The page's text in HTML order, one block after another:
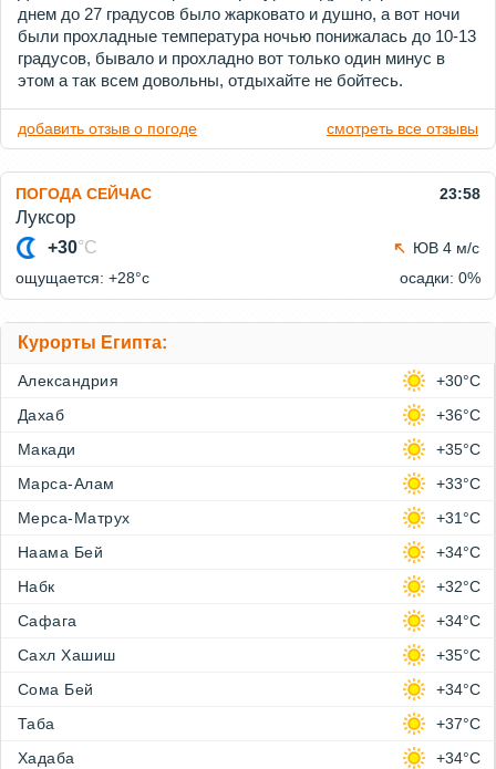
днем до 27 градусов было жарковато и душно, а вот ночи
были прохладные температура ночью понижалась до 10-13
градусов, бывало и прохладно вот только один минус в
этом а так всем довольны, отдыхайте не бойтесь.
добавить отзыв о погоде смотреть все отзывы
ПОГОДА СЕЙЧАС 23:58
Луксор
+30°C
ЮВ 4 м/с
ощущается: +28°c
осадки: 0%
Курорты Египта:
Александрия
+30°C
Дахаб
+36°C
Макади
+35°C
Марса-Алам
+33°C
Мерса-Матрух
+31°C
Наама Бей
+34°C
Набк
+32°C
Сафага
+34°C
Сахл Хашиш
+35°C
Сома Бей
+34°C
Таба
+37°C
Хадаба
+34°C